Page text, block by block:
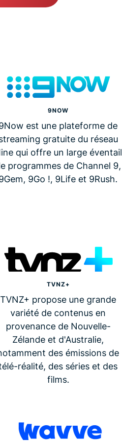
9NOW
est une plateforme de
gratuite du réseau
qui offre un large éventail
programmes de Channel 9,
9Go !, 9Life et 9Rush.
TVNZ+
TVNZ+ propose une grande
variété de contenus en
provenance de Nouvelle-
Zélande et d'Australie,
des émissions de
réalité, des séries et des
films.